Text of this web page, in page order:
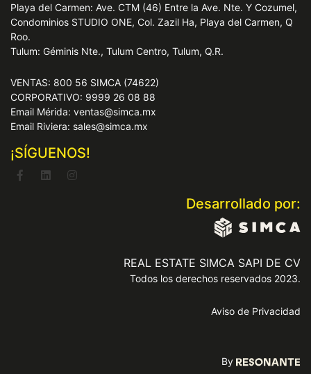
Playa del Carmen: Ave. CTM (46) Entre la Ave. Nte. Y Cozumel,
Condominios STUDIO ONE, Col. Zazil Ha, Playa del Carmen, Q
Roo.
Tulum: Géminis Nte., Tulum Centro, Tulum, Q.R.
VENTAS: 800 56 SIMCA (74622)
CORPORATIVO: 9999 26 08 88
Email Mérida: ventas@simca.mx
Email Riviera: sales@simca.mx
¡SÍGUENOS!
Desarrollado por:
REAL ESTATE SIMCA SAPI DE CV
Todos los derechos reservados 2023.
Aviso de Privacidad
By